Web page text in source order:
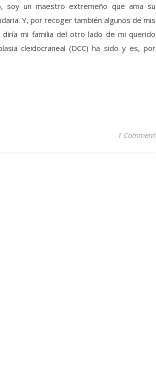
soy un maestro extremeño que ama su
Y, por recoger también algunos de mis
mi familia del otro lado de mi querido
cleidocraneal (DCC) ha sido y es, por
1 Comment